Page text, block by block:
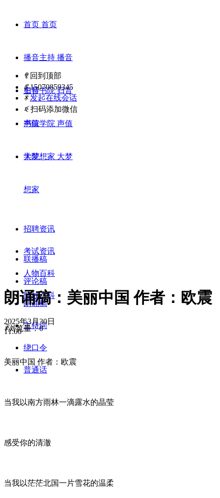
首页 首页
播音主持 播音
主持
归音书院 归音
书院
声值学院 声值
学院
大梦想家 大梦
想家
ꁸ 回到顶部
ꂅ 15070859345
ꁗ 发起在线会话
ꀥ 扫码添加微信
招聘资讯
考试资讯
人物百科
院校百科
联播稿
评论稿
朗诵稿
主持词
绕口令
普通话
朗诵稿：美丽中国 作者：欧震
2025年3月30日
11:00
ꄑ浏览量：0
美丽中国 作者：欧震
当我以南方雨林一滴露水的晶莹
感受你的清澈
当我以茫茫北国一片雪花的温柔